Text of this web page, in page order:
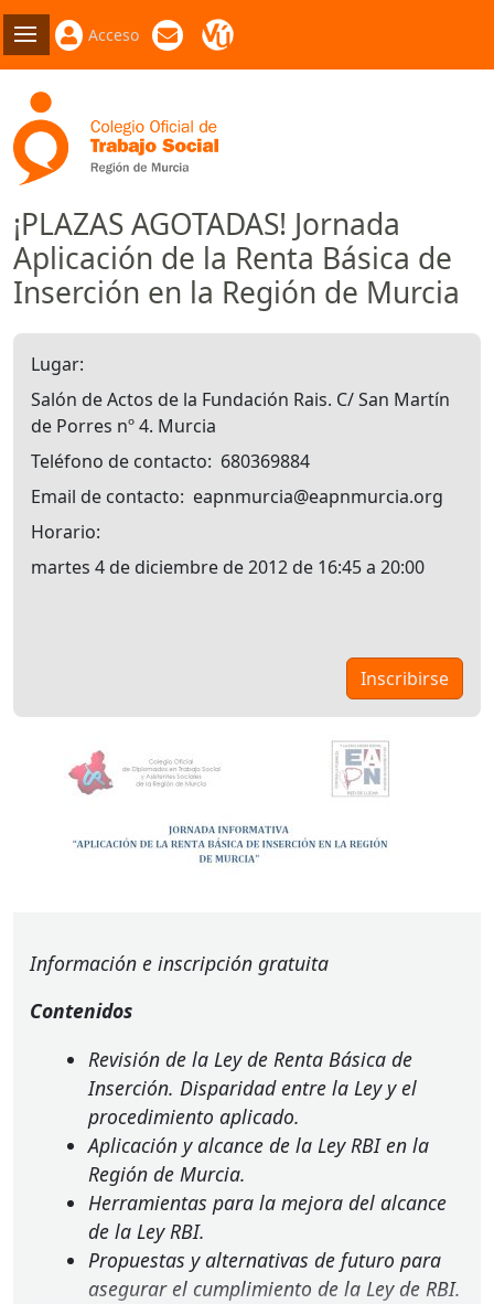
Acceso
¡PLAZAS AGOTADAS! Jornada
Aplicación de la Renta Básica de
Inserción en la Región de Murcia
Lugar
Salón de Actos de la Fundación Rais. C/ San Martín
de Porres nº 4. Murcia
Teléfono de contacto
680369884
Email de contacto
eapnmurcia@eapnmurcia.org
Horario
martes 4 de diciembre de 2012 de 16:45 a 20:00
Información e inscripción gratuita
Contenidos
Revisión de la Ley de Renta Básica de
Inserción. Disparidad entre la Ley y el
procedimiento aplicado.
Aplicación y alcance de la LeyRBIen la
Región de Murcia.
Herramientas para la mejora del alcance
de la LeyRBI.
Propuestas y alternativas de futuro para
asegurar el cumplimiento de la Ley de RBI.